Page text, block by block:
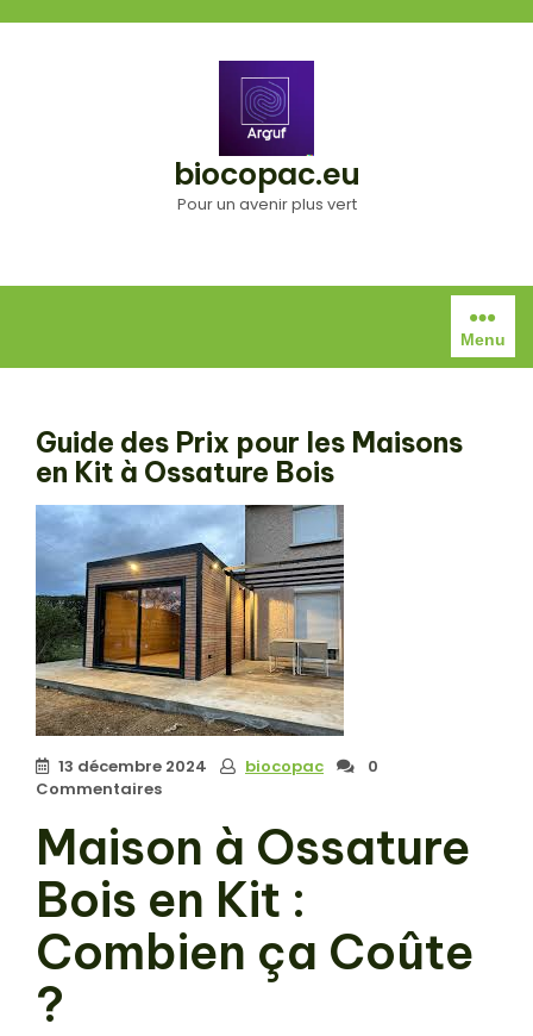
biocopac.eu
Pour un avenir plus vert
Menu
Guide des Prix pour les Maisons
en Kit à Ossature Bois
13 décembre 2024 biocopac
0
Commentaires
Maison à Ossature
Bois en Kit :
Combien ça Coûte
?